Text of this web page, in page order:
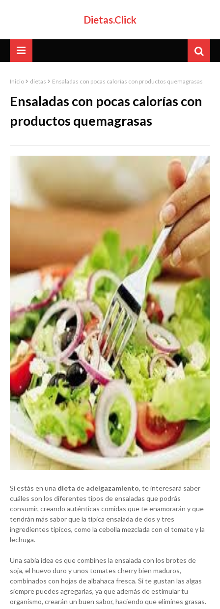
Dietas.Click
Inicio dietas Ensaladas con pocas calorías con productos quemagrasas
Ensaladas con pocas calorías con
productos quemagrasas
Si estás en una dieta de adelgazamiento, te interesará saber
cuáles son los diferentes tipos de ensaladas que podrás
consumir, creando auténticas comidas que te enamorarán y que
tendrán más sabor que la típica ensalada de dos y tres
ingredientes típicos, como la cebolla mezclada con el tomate y la
lechuga.
Una sabia idea es que combines la ensalada con los brotes de
soja, el huevo duro y unos tomates cherry bien maduros,
combinados con hojas de albahaca fresca. Si te gustan las algas
siempre puedes agregarlas, ya que además de estimular tu
organismo, crearán un buen sabor, haciendo que elimines grasas.